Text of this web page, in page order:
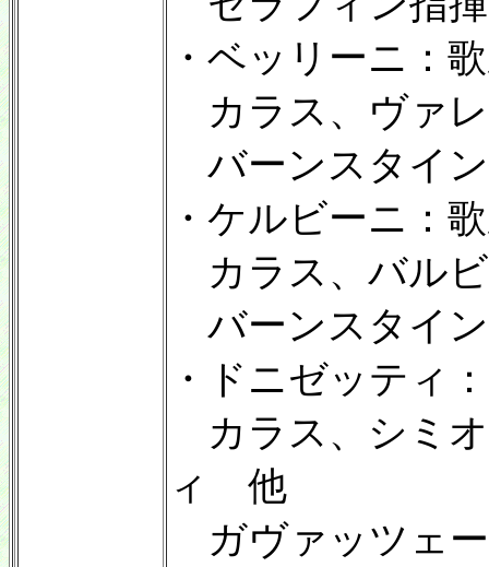
・ベッリーニ
カラス、ヴァ
バーンスタイ
・ケルビーニ
カラス、バル
バーンスタイ
・ドニゼッテ
カラス、シミ
ィ 他
ガヴァッツェ